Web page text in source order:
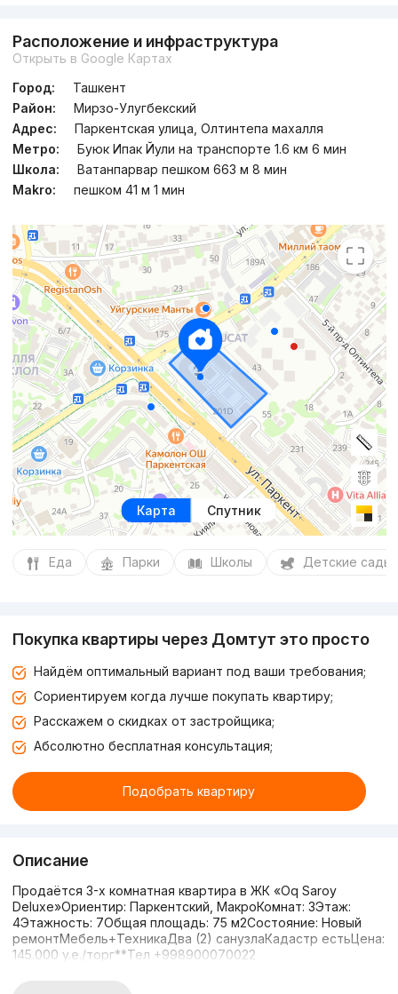
Расположение и инфраструктура
Открыть в Google Картах
Город:
Ташкент
Район:
Мирзо-Улугбекский
Адрес:
Паркентская улица, Олтинтепа махалля
Метро:
Буюк Ипак Йули на транспорте 1.6 км 6 мин
Школа:
Ватанпарвар пешком 663 м 8 мин
Makro:
пешком 41 м 1 мин
Карта Спутник
Еда Парки Школы Детские сады
Покупка квартиры через Домтут это просто
Найдём оптимальный вариант под ваши требования;
Сориентируем когда лучше покупать квартиру;
Расскажем о скидках от застройщика;
Абсолютно бесплатная консультация;
Подобрать квартиру
Описание
Продаётся 3-х комнатная квартира в ЖК «Oq Saroy
Deluxe»Ориентир: Паркентский, МакроКомнат: 3Этаж:
4Этажность: 7Общая площадь: 75 м2Состояние: Новый
ремонтМебель+ТехникаДва (2) санузлаКадастр естьЦена:
145.000 y.e./торг**Тел +998900070022